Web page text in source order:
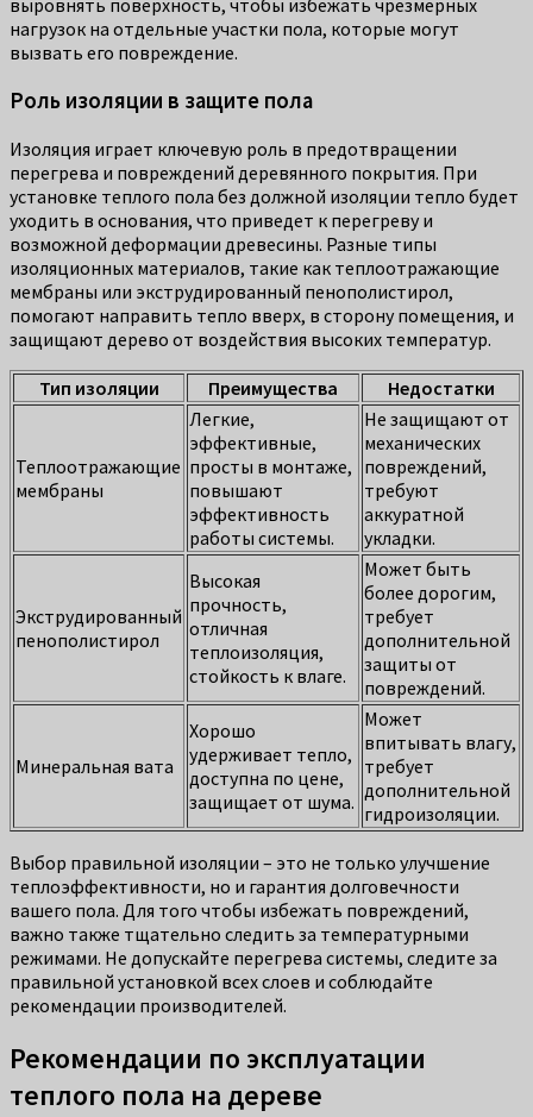
выровнять поверхность, чтобы избежать чрезмерных
нагрузок на отдельные участки пола, которые могут
вызвать его повреждение.
Роль изоляции в защите пола
Изоляция играет ключевую роль в предотвращении
перегрева и повреждений деревянного покрытия. При
установке теплого пола без должной изоляции тепло будет
уходить в основания, что приведет к перегреву и
возможной деформации древесины. Разные типы
изоляционных материалов, такие как теплоотражающие
мембраны или экструдированный пенополистирол,
помогают направить тепло вверх, в сторону помещения, и
защищают дерево от воздействия высоких температур.
Тип изоляции Преимущества Недостатки
Теплоотражающие
мембраны
Легкие,
эффективные,
просты в монтаже,
повышают
эффективность
работы системы.
Не защищают от
механических
повреждений,
требуют
аккуратной
укладки.
Экструдированный
пенополистирол
Высокая
прочность,
отличная
теплоизоляция,
стойкость к влаге.
Может быть
более дорогим,
требует
дополнительной
защиты от
повреждений.
Минеральная вата
Хорошо
удерживает тепло,
доступна по цене,
защищает от шума.
Может
впитывать влагу,
требует
дополнительной
гидроизоляции.
Выбор правильной изоляции – это не только улучшение
теплоэффективности, но и гарантия долговечности
вашего пола. Для того чтобы избежать повреждений,
важно также тщательно следить за температурными
режимами. Не допускайте перегрева системы, следите за
правильной установкой всех слоев и соблюдайте
рекомендации производителей.
Рекомендации по эксплуатации
теплого пола на дереве